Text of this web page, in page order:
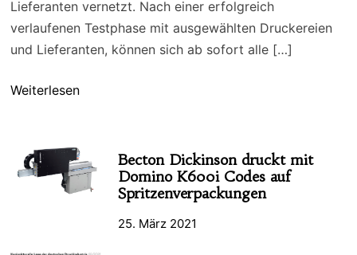
Lieferanten vernetzt. Nach einer erfolgreich
verlaufenen Testphase mit ausgewählten Druckereien
und Lieferanten, können sich ab sofort alle […]
Weiterlesen
Becton Dickinson druckt mit
Domino K600i Codes auf
Spritzenverpackungen
25. März 2021